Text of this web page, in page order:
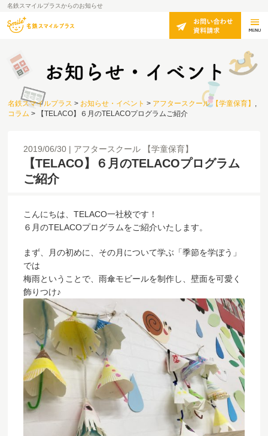
名鉄スマイルプラスからのお知らせ
名鉄スマイルプラス > お知らせ・イベント > アフタースクール 【学童保育】 ,
コラム > 【TELACO】６月のTELACOプログラムご紹介
2019/06/30 アフタースクール 【学童保育】
【TELACO】６月のTELACOプログラム
ご紹介
こんにちは、TELACO一社校です！
６月のTELACOプログラムをご紹介いたします。
まず、月の初めに、その月について学ぶ「季節を学ぼう」
では
梅雨ということで、雨傘モビールを制作し、壁面を可愛く
飾りつけ♪